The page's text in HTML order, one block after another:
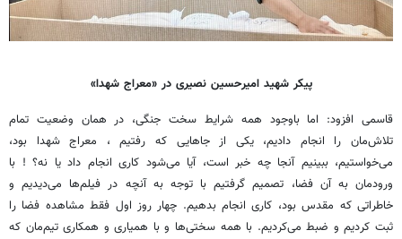
پیکر شهید امیرحسین نصیری در «معراج شهدا»
قاسمی افزود: اما باوجود همه شرایط سخت جنگی، در همان وضعیت تمام
تلاش‌مان را انجام دادیم، یکی از جاهایی که رفتیم ، معراج شهدا بود،
می‌خواستیم، ببینیم آنجا چه خبر است، آیا می‌شود کاری انجام داد یا نه؟ ! با
ورودمان به آن فضا، تصمیم گرفتیم با توجه به آنچه در فیلم‌ها می‌دیدیم و
خاطراتی که مقدس بود، کاری انجام بدهیم. چهار روز اول فقط مشاهده فضا را
ثبت کردیم و ضبط می‌کردیم. با همه سختی‌ها و با همیاری و همکاری تیم‌مان که